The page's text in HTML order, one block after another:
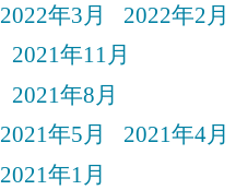
2022年3月
2022年2月
2021年11月
2021年8月
2021年5月
2021年4月
2021年1月